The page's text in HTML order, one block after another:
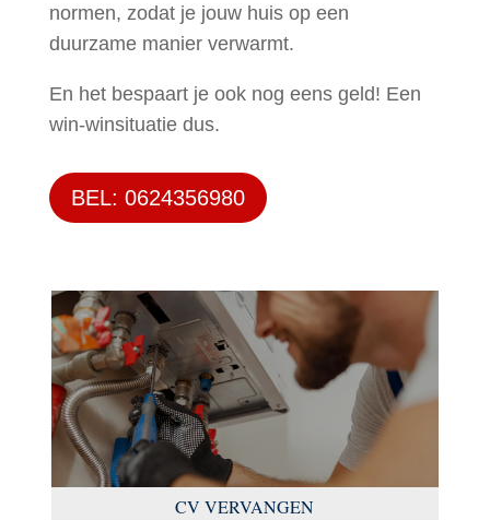
normen, zodat je jouw huis op een
duurzame manier verwarmt.
En het bespaart je ook nog eens geld! Een
win-winsituatie dus.
BEL: 0624356980
CV VERVANGEN